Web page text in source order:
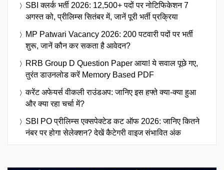
SBI क्लर्क भर्ती 2026: 12,500+ पदों पर नोटिफिकेशन 7
अगस्त को, प्रीलिम्स सितंबर में, जानें पूरी भर्ती प्रक्रिया
MP Patwari Vacancy 2026: 200 पटवारी पदों पर भर्ती
शुरू, जानें कौन कर सकता है आवेदन?
RRB Group D Question Paper आया! ये सवाल पूछे गए,
तुरंत डाउनलोड करें Memory Based PDF
करेंट अफेयर्स वीकली राउंडअप: जानिए इस हफ्ते क्या-क्या हुआ
और क्या रहा चर्चा में?
SBI PO प्रीलिम्स एक्सपेक्टेड कट ऑफ 2026: जानिए कितने
नंबर पर होगा सेलेक्शन? देखें कैटेगरी वाइज संभावित अंक